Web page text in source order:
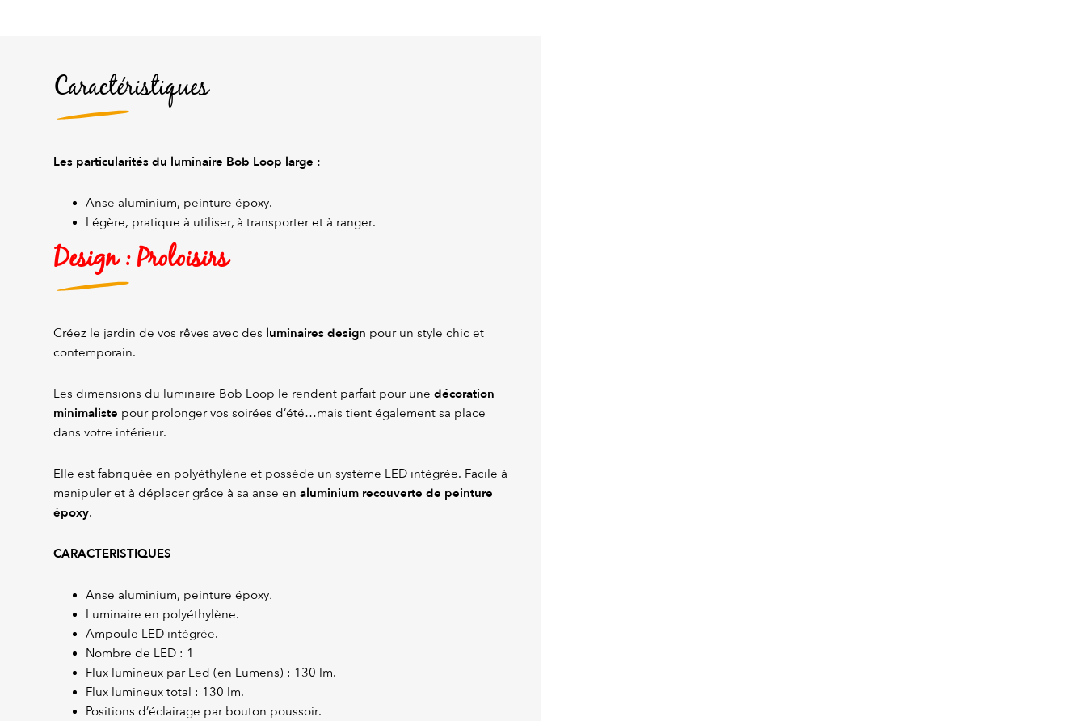
Caractéristiques
Les particularités du luminaire Bob Loop large :
Anse aluminium, peinture époxy.
Légère, pratique à utiliser, à transporter et à ranger.
Design : Proloisirs
Créez le jardin de vos rêves avec des luminaires design pour un style chic et
contemporain.
Les dimensions du luminaire Bob Loop le rendent parfait pour une décoration
minimaliste pour prolonger vos soirées d’été…mais tient également sa place
dans votre intérieur.
Elle est fabriquée en polyéthylène et possède un système LED intégrée. Facile à
manipuler et à déplacer grâce à sa anse en aluminium recouverte de peinture
époxy.
CARACTERISTIQUES
Anse aluminium, peinture époxy.
Luminaire en polyéthylène.
Ampoule LED intégrée.
Nombre de LED : 1
Flux lumineux par Led (en Lumens) : 130 lm.
Flux lumineux total : 130 lm.
Positions d’éclairage par bouton poussoir.